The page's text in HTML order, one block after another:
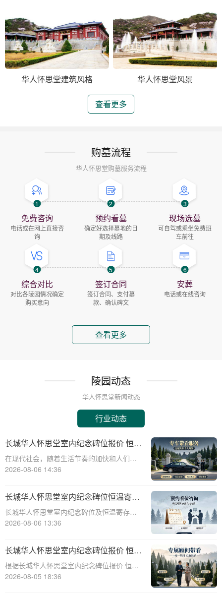
华人怀思堂建筑风格 华人怀思堂风景
查看更多
购墓流程
华人怀思堂购墓服务流程
1
免费咨询
电话或在网上直接咨
询
2
预约看墓
确定好选择墓地的日
期及线路
3
现场选墓
可自驾或乘坐免费班
车前往
4
综合对比
对比各陵园情况确定
购买意向
5
签订合同
签订合同、支付墓
款、确认碑文
6
安葬
电话或在线咨询
查看更多
陵园动态
华人怀思堂新闻动态
行业动态
长城华人怀思堂室内纪念碑位报价 恒温
寄存配套同步减免详解
在现代社会，随着生活节奏的加快和人们对
身后事的关注度提升，越来越多的人开始考
和怀念。长城华人怀思堂作为一家专业的纪
念服务机构，提供了一系列的纪念产品和服
务，其中包
2026-08-06 14:36
长城华人怀思堂室内纪念碑位恒温寄存
服务报价及同步减免政策详解
长城华人怀思堂室内纪念碑位及恒温寄存服
务报价与同步减免政策详解☎ 华人怀思堂电
步，人们对逝者的纪念方式日益多元化。室
内纪念碑位作为一种新兴的纪念
2026-08-06 13:36
长城华人怀思堂室内纪念碑位报价 恒温
寄存配套同步减免详解
根据长城华人怀思堂室内纪念碑位报价 恒温
寄存配套同步减免详解☎ 华人怀思堂电
2026-08-05 18:36